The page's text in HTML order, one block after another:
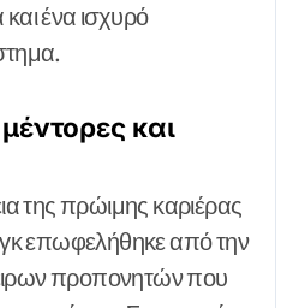
ένα ισχυρό
και
της πρώιμης καριέρας
επωφελήθηκε από την
προπονητών που